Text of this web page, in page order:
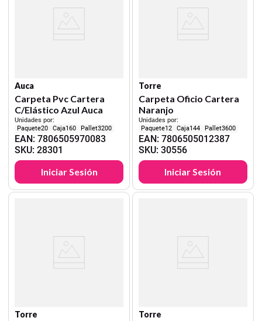
Auca
Carpeta Pvc Cartera
C/Elástico Azul Auca
Unidades por:
20
160 3200
EAN:7806505970083
SKU:28301
Iniciar Sesión
Torre
Carpeta Oficio Cartera
Naranjo
Unidades por:
12
144 3600
EAN: 7806505012387
SKU: 30556
Iniciar Sesión
Torre Torre